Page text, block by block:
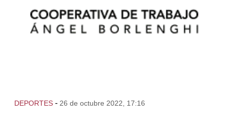
DEPORTES - 26 de octubre 2022, 17:16